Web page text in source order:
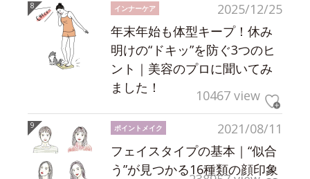
2025/12/25
インナーケア
年末年始も体型キープ！休み
明けの“ドキッ”を防ぐ3つのヒ
ント｜美容のプロに聞いてみ
ました！
10467 view
2021/08/11
ポイントメイク
フェイスタイプの基本｜“似合
う”が見つかる16種類の顔印象